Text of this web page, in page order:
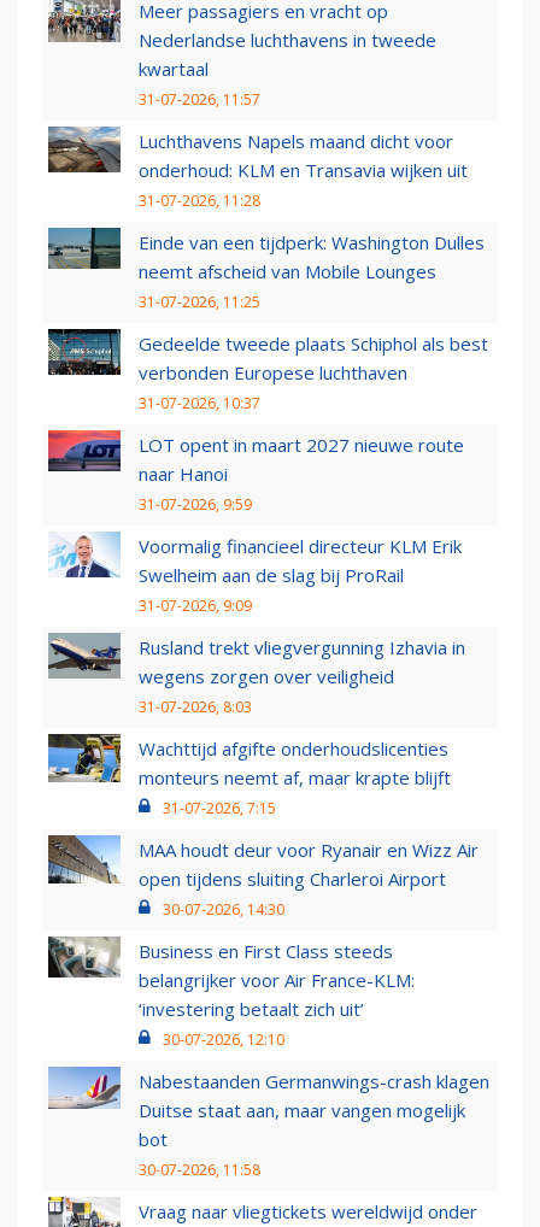
Meer passagiers en vracht op
Nederlandse luchthavens in tweede
kwartaal
31-07-2026, 11:57
Luchthavens Napels maand dicht voor
onderhoud: KLM en Transavia wijken uit
31-07-2026, 11:28
Einde van een tijdperk: Washington Dulles
neemt afscheid van Mobile Lounges
31-07-2026, 11:25
Gedeelde tweede plaats Schiphol als best
verbonden Europese luchthaven
31-07-2026, 10:37
LOT opent in maart 2027 nieuwe route
naar Hanoi
31-07-2026, 9:59
Voormalig financieel directeur KLM Erik
Swelheim aan de slag bij ProRail
31-07-2026, 9:09
Rusland trekt vliegvergunning Izhavia in
wegens zorgen over veiligheid
31-07-2026, 8:03
Wachttijd afgifte onderhoudslicenties
monteurs neemt af, maar krapte blijft
31-07-2026, 7:15
MAA houdt deur voor Ryanair en Wizz Air
open tijdens sluiting Charleroi Airport
30-07-2026, 14:30
Business en First Class steeds
belangrijker voor Air France-KLM:
‘investering betaalt zich uit’
30-07-2026, 12:10
Nabestaanden Germanwings-crash klagen
Duitse staat aan, maar vangen mogelijk
bot
30-07-2026, 11:58
Vraag naar vliegtickets wereldwijd onder